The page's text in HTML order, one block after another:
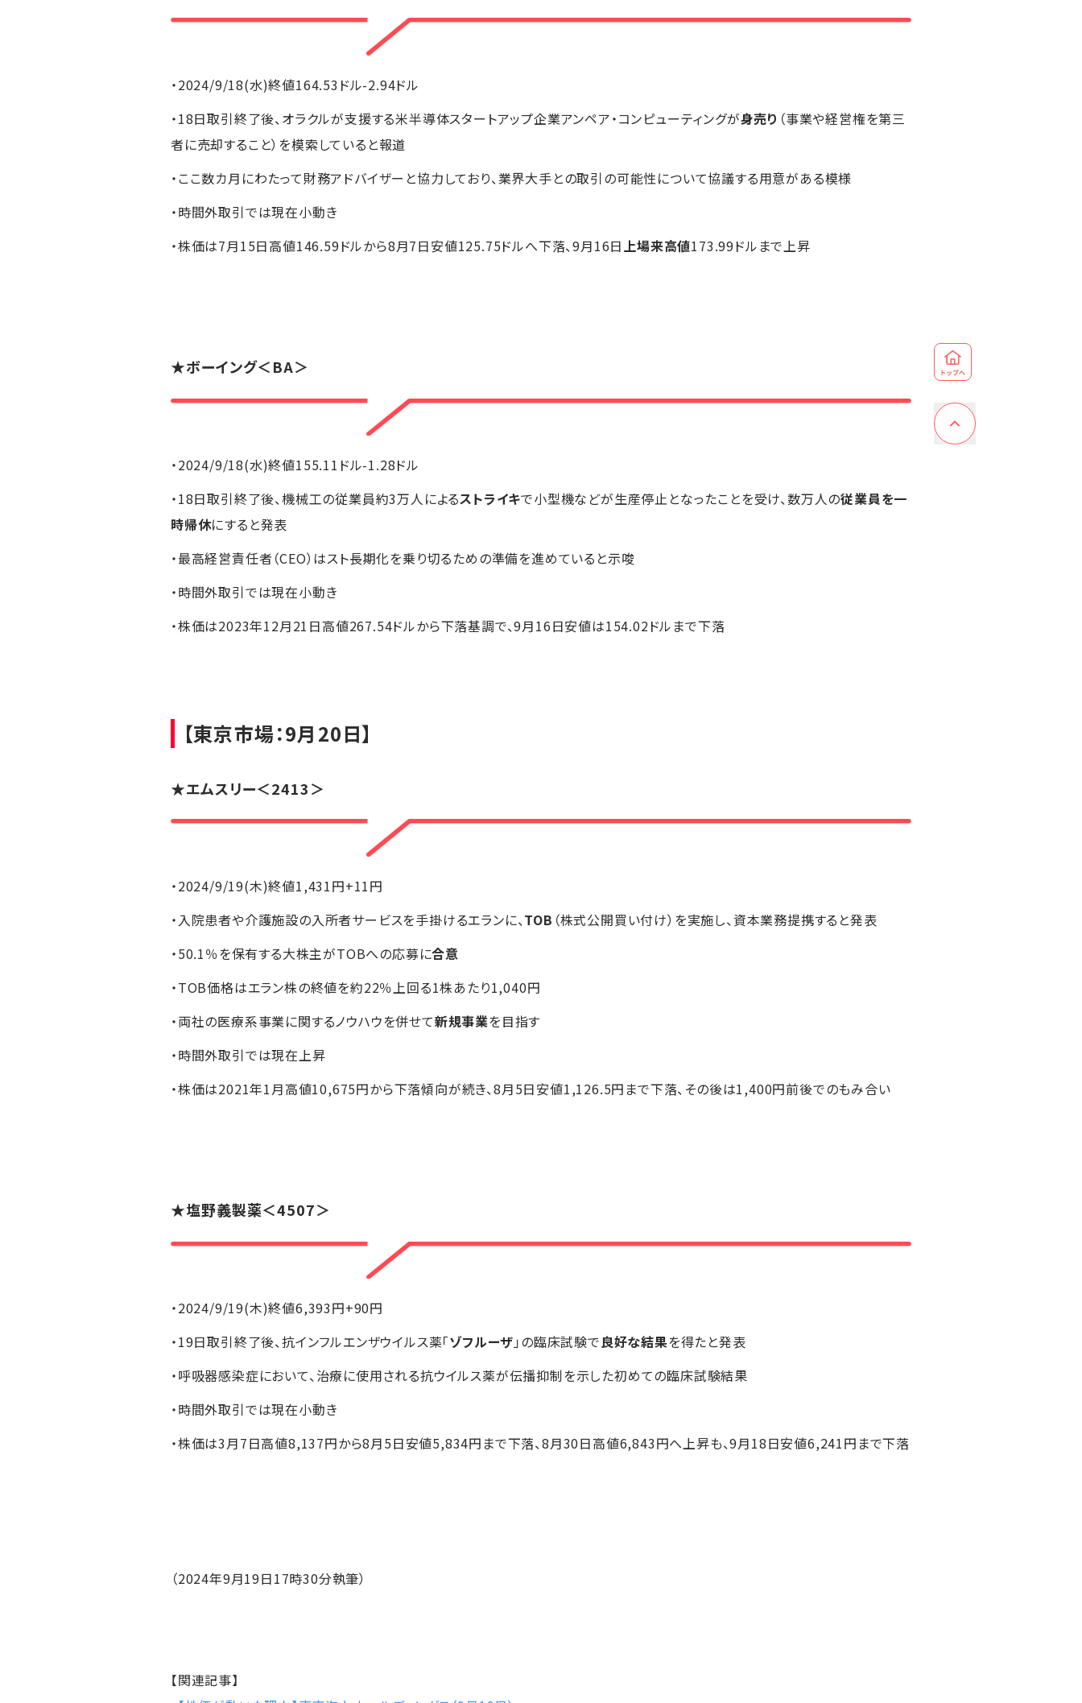
・2024/9/18(水)終値164.53ドル-2.94ドル
・18日取引終了後、オラクルが支援する米半導体スタートアップ企業アンペア・コンピューティングが身売り （事業や経営権を第三
者に売却すること）を模索していると報道
・ここ数カ月にわたって財務アドバイザーと協力しており、業界大手との取引の可能性について協議する用意がある模様
・時間外取引では現在小動き
・株価は7月15日高値146.59ドルから8月7日安値125.75ドルへ下落、9月16日上場来高値173.99ドルまで上昇
★ボーイング＜BA＞
・2024/9/18(水)終値155.11ドル-1.28ドル
・18日取引終了後、機械工の従業員約3万人によるストライキで小型機などが生産停止となったことを受け、数万人の従業員を一
時帰休にすると発表
・最高経営責任者（CEO）はスト長期化を乗り切るための準備を進めていると示唆
・時間外取引では現在小動き
・株価は2023年12月21日高値267.54ドルから下落基調で、9月16日安値は154.02ドルまで下落
【東京市場：9月20日】
★エムスリー＜2413＞
・2024/9/19(木)終値1,431円+11円
・入院患者や介護施設の入所者サービスを手掛けるエランに、TOB （株式公開買い付け）を実施し、資本業務提携すると発表
・50.1％を保有する大株主がTOBへの応募に合意
・TOB価格はエラン株の終値を約22％上回る1株あたり1,040円
・両社の医療系事業に関するノウハウを併せて新規事業を目指す
・時間外取引では現在上昇
・株価は2021年1月高値10,675円から下落傾向が続き、8月5日安値1,126.5円まで下落、その後は1,400円前後でのもみ合い
★塩野義製薬＜4507＞
・2024/9/19(木)終値6,393円+90円
・19日取引終了後、抗インフルエンザウイルス薬「ゾフルーザ 」の臨床試験で良好な結果を得たと発表
・呼吸器感染症において、治療に使用される抗ウイルス薬が伝播抑制を示した初めての臨床試験結果
・時間外取引では現在小動き
・株価は3月7日高値8,137円から8月5日安値5,834円まで下落、8月30日高値6,843円へ上昇も、9月18日安値6,241円まで下落
（2024年9月19日17時30分執筆）
【関連記事】